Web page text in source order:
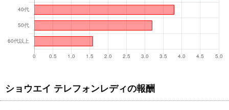
ショウエイ テレフォンレディの報酬